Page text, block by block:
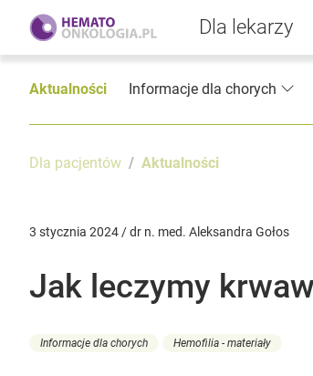
Dla lekarzy
Aktualności Informacje dla chorych
Dla pacjentów Aktualności
3 stycznia 2024 / dr n. med. Aleksandra Gołos
Jak leczymy
Informacje dla chorych Hemofilia - materiały